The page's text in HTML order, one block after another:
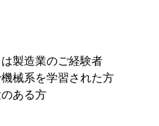
製造業のご経験者
械系を学習された方
ある方